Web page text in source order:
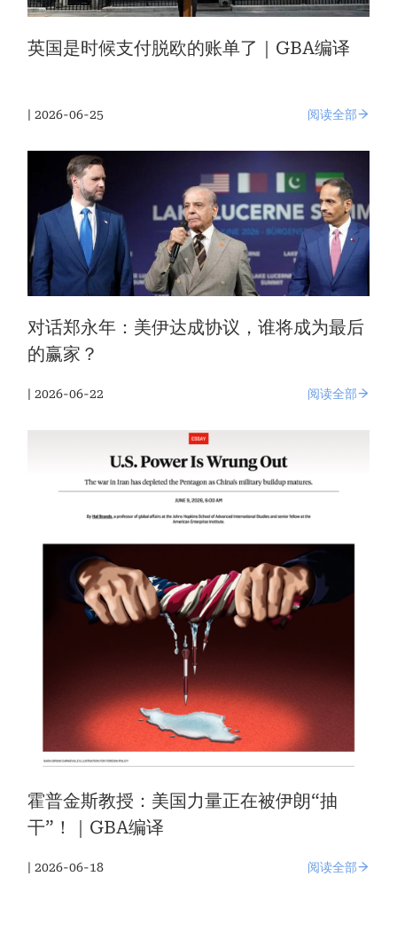
英国是时候支付脱欧的账单了｜GBA编译
| 2026-06-25 阅读全部
对话郑永年：美伊达成协议，谁将成为最后
的赢家？
| 2026-06-22 阅读全部
霍普金斯教授：美国力量正在被伊朗“抽
干”！｜GBA编译
| 2026-06-18 阅读全部